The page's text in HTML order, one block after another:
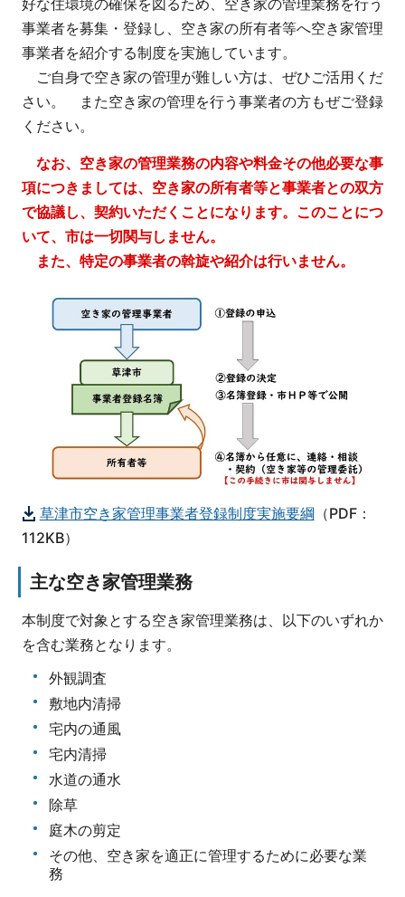
好な住環境の確保を図るため、空き家の管理業務を行う
事業者を募集・登録し、空き家の所有者等へ空き家管理
事業者を紹介する制度を実施しています。
ご自身で空き家の管理が難しい方は、ぜひご活用くだ
さい。 また空き家の管理を行う事業者の方もぜご登録
ください。
なお、空き家の管理業務の内容や料金その他必要な事
項につきましては、空き家の所有者等と事業者との双方
で協議し、契約いただくことになります。このことにつ
いて、市は一切関与しません。
また、特定の事業者の斡旋や紹介は行いません。
草津市空き家管理事業者登録制度実施要綱 （PDF：
112KB）
主な空き家管理業務
本制度で対象とする空き家管理業務は、以下のいずれか
を含む業務となります。
外観調査
敷地内清掃
宅内の通風
宅内清掃
水道の通水
除草
庭木の剪定
その他、空き家を適正に管理するために必要な業
務